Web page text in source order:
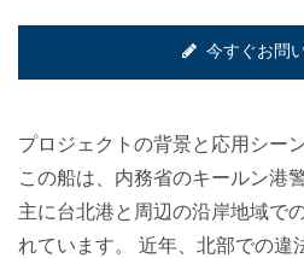
今すぐお問
プロジェクトの背景と応用シー
この船は、内務省のキールン港
主に台北港と周辺の沿岸地域で
れています。 近年、北部での違